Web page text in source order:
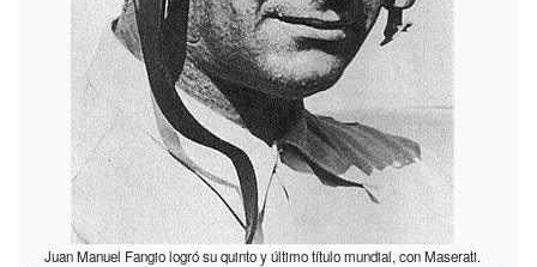
Juan Manuel Fangio logró su quinto y último título mundial, con Maserati.